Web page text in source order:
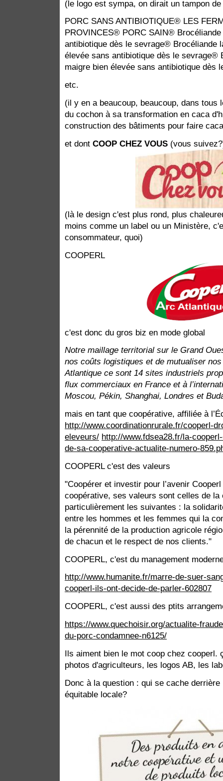
(le logo est sympa, on dirait un tampon
PORC SANS ANTIBIOTIQUE® LES
PROVINCES® PORC SAIN®
antibiotique dès le sevrage® Brocéliande
élevée sans antibiotique dès le sevrage®
maigre bien élevée sans antibiotique dès
etc.
(il y en a beaucoup, beaucoup, dans tous
du cochon à sa transformation en caca
construction des bâtiments pour faire
et dont COOP CHEZ VOUS (vous
(là le design c'est plus rond, plus
moins comme un label ou un Ministère,
consommateur, quoi)
COOPERL
c'est donc du gros biz en mode global
Notre maillage territorial sur le Grand
nos coûts logistiques et de mutualiser
Atlantique ce sont 14 sites industriels
flux commerciaux en France et à
Moscou, Pékin, Shanghai, Londres et
mais en tant que coopérative, affiliée à
http://www.coordinationrurale.fr/cooperl-
eleveurs/ http://www.fdsea28.fr/la-
de-sa-cooperative-actualite-numero-
COOPERL c'est des valeurs
"Coopérer et investir pour l’avenir
coopérative, ses valeurs sont celles de la
particulièrement les suivantes : la
entre les hommes et les femmes qui la
la pérennité de la production agricole
de chacun et le respect de nos clients."
COOPERL, c'est du management
http://www.humanite.fr/marre-de-suer-
cooperl-ils-ont-decide-de-parler-602807
COOPERL, c'est aussi des ptits
https://www.quechoisir.org/actualite-
du-porc-condamnee-n6125/
Ils aiment bien le mot coop chez cooperl.
photos d'agriculteurs, les logos AB, les
Donc à la question : qui se cache
équitable locale?